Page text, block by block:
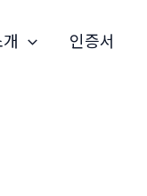
인증서